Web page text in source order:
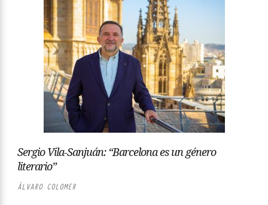
Sergio Vila-Sanjuán: “Barcelona es un género
literario”
ÁLVARO COLOMER